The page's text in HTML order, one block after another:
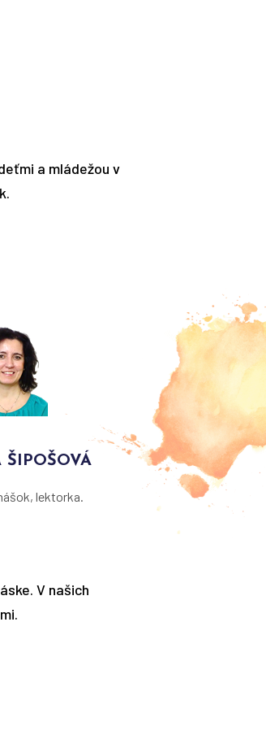
a mládežou v
ŠIPOŠOVÁ
lektorka.
V našich